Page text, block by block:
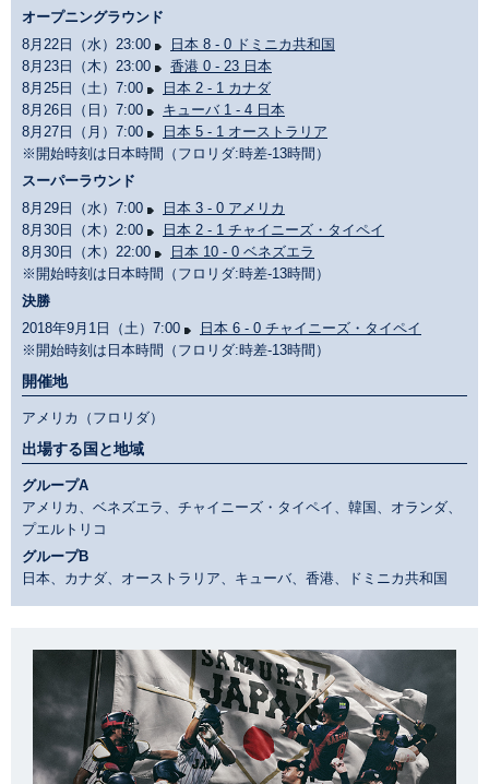
オープニングラウンド
8月22日（水）23:00
日本 8 - 0 ドミニカ共和国
8月23日（木）23:00
香港 0 - 23 日本
8月25日（土）7:00
日本 2 - 1 カナダ
8月26日（日）7:00
キューバ 1 - 4 日本
8月27日（月）7:00
日本 5 - 1 オーストラリア
※開始時刻は日本時間（フロリダ:時差-13時間）
スーパーラウンド
8月29日（水）7:00
日本 3 - 0 アメリカ
8月30日（木）2:00
日本 2 - 1 チャイニーズ・タイペイ
8月30日（木）22:00
日本 10 - 0 ベネズエラ
※開始時刻は日本時間（フロリダ:時差-13時間）
決勝
2018年9月1日（土）7:00
日本 6 - 0 チャイニーズ・タイペイ
※開始時刻は日本時間（フロリダ:時差-13時間）
開催地
アメリカ（フロリダ）
出場する国と地域
グループA
アメリカ、ベネズエラ、チャイニーズ・タイペイ、韓国、オランダ、
プエルトリコ
グループB
日本、カナダ、オーストラリア、キューバ、香港、ドミニカ共和国